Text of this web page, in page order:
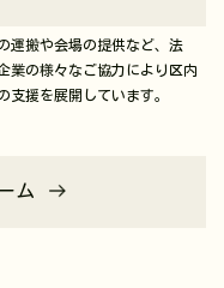
運搬や会場の提供など、法
業の様々なご協力により区内
支援を展開しています。
ム